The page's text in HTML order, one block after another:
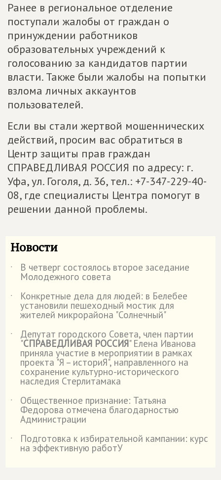
Ранее в региональное отделение
поступали жалобы от граждан о
принуждении работников
образовательных учреждений к
голосованию за кандидатов партии
власти. Также были жалобы на попытки
взлома личных аккаунтов
пользователей.
Если вы стали жертвой мошеннических
действий, просим вас обратиться в
Центр защиты прав граждан
СПРАВЕДЛИВАЯ РОССИЯ по адресу: г.
Уфа, ул. Гоголя, д. 36, тел.: +7-347-229-40-
08, где специалисты Центра помогут в
решении данной проблемы.
Новости
˙ В четверг состоялось второе заседание
Молодежного совета
˙
Конкретные дела для людей: в Белебее
установили пешеходный мостик для
жителей микрорайона "Солнечный"
˙
Депутат городского Совета, член партии
"СПРАВЕДЛИВАЯ РОССИЯ" Елена Иванова
приняла участие в мероприятии в рамках
проекта "Я – историЯ", направленного на
сохранение культурно-исторического
наследия Стерлитамака
˙
Общественное признание: Татьяна
Федорова отмечена благодарностью
Администрации
˙
Подготовка к избирательной кампании: курс
на эффективную работУ